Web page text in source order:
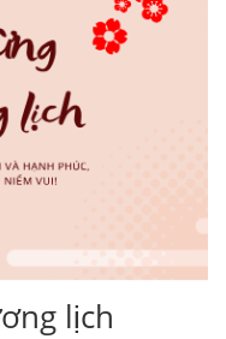
lịch